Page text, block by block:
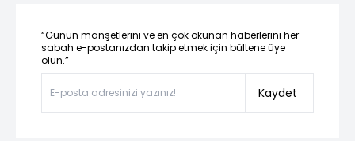
“Günün manşetlerini ve en çok okunan haberlerini her
sabah e-postanızdan takip etmek için bültene üye
olun.”
Kaydet